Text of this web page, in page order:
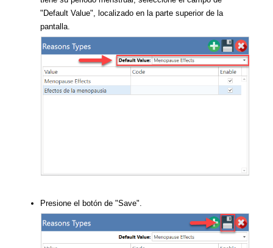
"Default Value", localizado en la parte superior de la
pantalla.
Presione el botón de "Save".